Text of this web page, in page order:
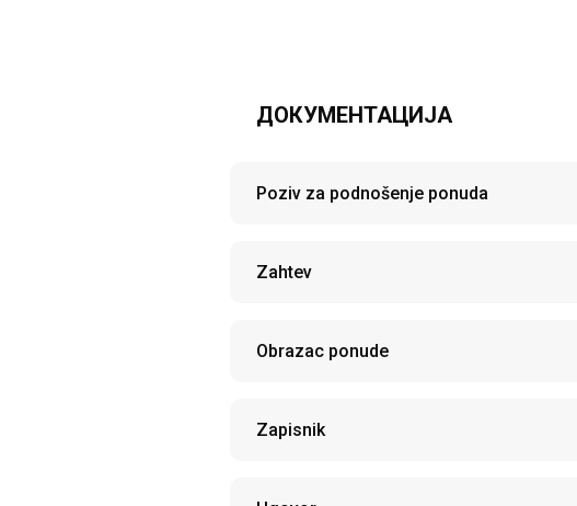
ДОКУМЕНТАЦИЈА
Poziv za podnošenje ponuda
Zahtev
Obrazac ponude
Zapisnik